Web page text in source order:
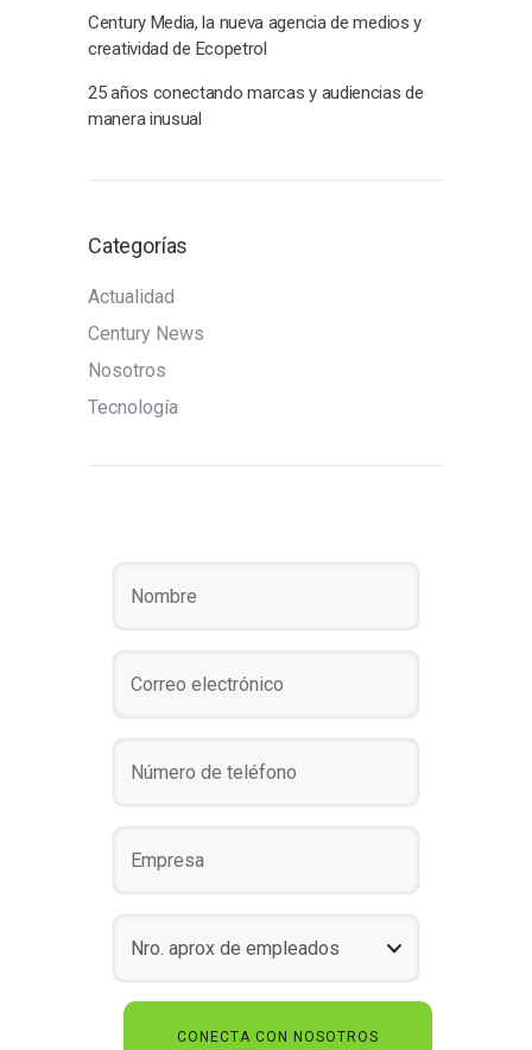
Century Media, la nueva agencia de medios y
creatividad de Ecopetrol
25 años conectando marcas y audiencias de
manera inusual
Categorías
Actualidad
Century News
Nosotros
Tecnología